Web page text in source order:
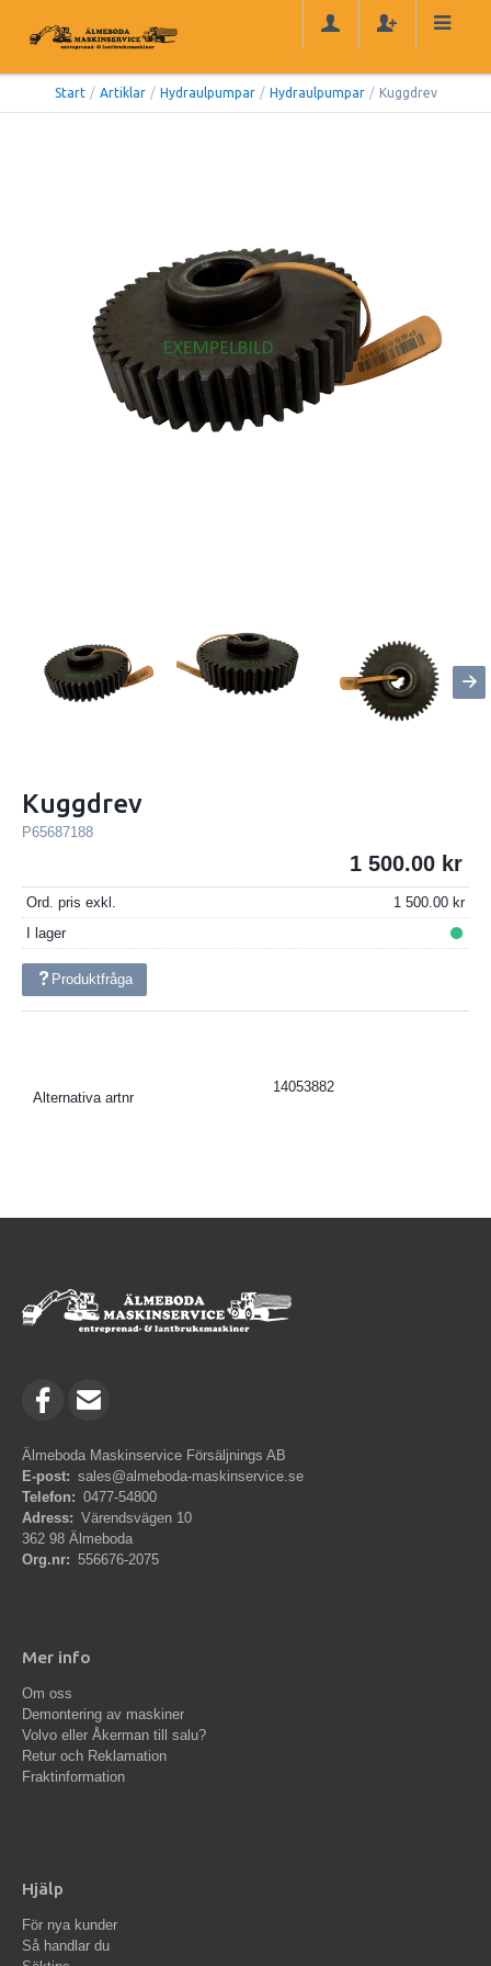
Start / Artiklar / Hydraulpumpar / Hydraulpumpar / Kuggdrev
Kuggdrev
P65687188
1 500.00
Ord. pris exkl.
1 500.00
I lager
Produktfråga
Alternativa artnr
14053882
Älmeboda Maskinservice Försäljnings AB
E-post: sales@almeboda-maskinservice.se
Telefon: 0477-54800
Adress: Värendsvägen 10
362 98 Älmeboda
Org.nr: 556676-2075
Mer info
Om oss
Demontering av maskiner
Volvo eller Åkerman till salu?
Retur och Reklamation
Fraktinformation
Hjälp
För nya kunder
Så handlar du